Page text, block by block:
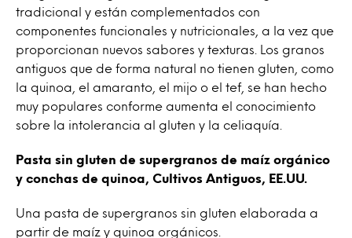
tradicional y están complementados con
componentes funcionales y nutricionales, a la vez que
proporcionan nuevos sabores y texturas. Los granos
antiguos que de forma natural no tienen gluten, como
la quinoa, el amaranto, el mijo o el tef, se han hecho
muy populares conforme aumenta el conocimiento
sobre la intolerancia al gluten y la celiaquía.
Pasta sin gluten de supergranos de maíz orgánico
y conchas de quinoa, Cultivos Antiguos, EE.UU.
Una pasta de supergranos sin gluten elaborada a
partir de maíz y quinoa orgánicos.